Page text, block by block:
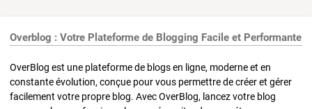
Overblog : Votre Plateforme de Blogging Facile et Performante
OverBlog est une plateforme de blogs en ligne, moderne et en
constante évolution, conçue pour vous permettre de créer et gérer
facilement votre propre blog. Avec OverBlog, lancez votre blog